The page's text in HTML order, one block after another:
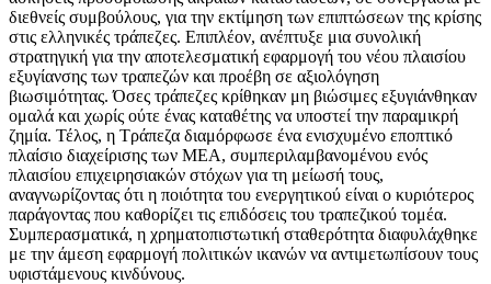
διεθνείς συμβούλους, για την εκτίμηση των επιπτώσεων της κρίσης
στις ελληνικές τράπεζες. Επιπλέον, ανέπτυξε μια συνολική
στρατηγική για την αποτελεσματική εφαρμογή του νέου πλαισίου
εξυγίανσης των τραπεζών και προέβη σε αξιολόγηση
βιωσιμότητας. Όσες τράπεζες κρίθηκαν μη βιώσιμες εξυγιάνθηκαν
ομαλά και χωρίς ούτε ένας καταθέτης να υποστεί την παραμικρή
ζημία. Τέλος, η Τράπεζα διαμόρφωσε ένα ενισχυμένο εποπτικό
πλαίσιο διαχείρισης των ΜΕΑ, συμπεριλαμβανομένου ενός
πλαισίου επιχειρησιακών στόχων για τη μείωσή τους,
αναγνωρίζοντας ότι η ποιότητα του ενεργητικού είναι ο κυριότερος
παράγοντας που καθορίζει τις επιδόσεις του τραπεζικού τομέα.
Συμπερασματικά, η χρηματοπιστωτική σταθερότητα διαφυλάχθηκε
με την άμεση εφαρμογή πολιτικών ικανών να αντιμετωπίσουν τους
υφιστάμενους κινδύνους.